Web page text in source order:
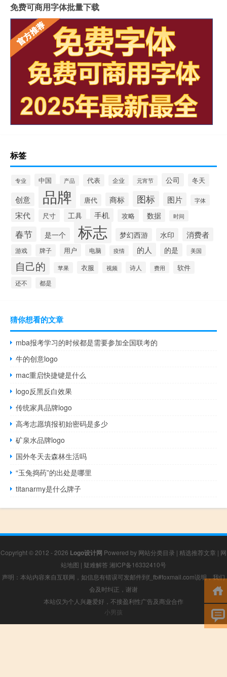
免费可商用字体批量下载
标签
专业 中国 产品 代表 企业 元宵节 公司 冬天
创意 品牌 唐代 商标 图标 图片 字体
宋代 尺寸 工具 手机 攻略 数据 时间
春节 是一个 标志 梦幻西游 水印 消费者
游戏 牌子 用户 电脑 疫情 的人 的是 美国
自己的 苹果 衣服 视频 诗人 费用 软件
还不 都是
猜你想看的文章
mba报考学习的时候都是需要参加全国联考的
牛的创意logo
mac重启快捷键是什么
logo反黑反白效果
传统家具品牌logo
高考志愿填报初始密码是多少
矿泉水品牌logo
国外冬天去森林生活吗
“玉兔捣药”的出处是哪里
titanarmy是什么牌子
Copyright © 2012 - 2026 Logo设计网 Powered by 网站分类目录 | 精选推荐文章 | 网
站地图 | 疑难解答 湘ICP备16332410号
声明：本站内容来自互联网，如信息有错误可发邮件到f_fb#foxmail.com说明，我们
会及时纠正，谢谢
本站仅为个人兴趣爱好，不接盈利性广告及商业合作
小男孩